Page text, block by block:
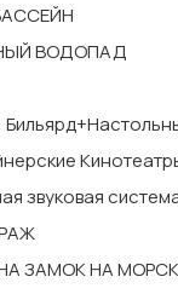
ВОДОПАД
звуковая
ЗАМОК НА